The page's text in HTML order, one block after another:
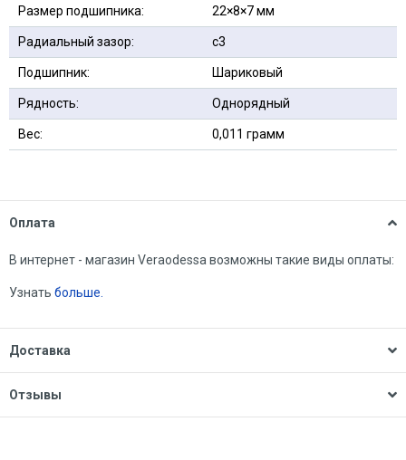
Размер подшипника: 22×8×7 мм
Радиальный зазор: с3
Подшипник: Шариковый
Рядность: Однорядный
Вес: 0,011 грамм
Оплата
В интернет - магазин Veraodessa возможны такие виды оплаты:
Узнать больше.
Доставка
Отзывы